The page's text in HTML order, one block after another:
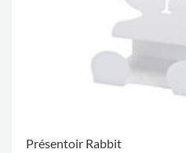
Présentoir Rabbit